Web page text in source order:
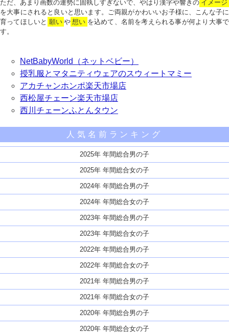
ただ、あまり画数の運勢に固執しすぎないで、やはり漢字や響きの イメージ
を大事にされると良いと思います。ご両親がかわいいお子様に、こんな子に
育ってほしいと 願い や 想い を込めて、名前を考えられる事が何より大事で
す。
NetBabyWorld（ネットベビー）
授乳服とマタニティウェアのスウィートマミー
アカチャンホンポ楽天市場店
西松屋チェーン楽天市場店
西川チェーンふとんタウン
人気名前ランキング
2025年 年間総合男の子
2025年 年間総合女の子
2024年 年間総合男の子
2024年 年間総合女の子
2023年 年間総合男の子
2023年 年間総合女の子
2022年 年間総合男の子
2022年 年間総合女の子
2021年 年間総合男の子
2021年 年間総合女の子
2020年 年間総合男の子
2020年 年間総合女の子